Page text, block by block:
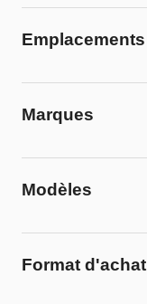
Emplacements
Marques
Modèles
Format d'achat